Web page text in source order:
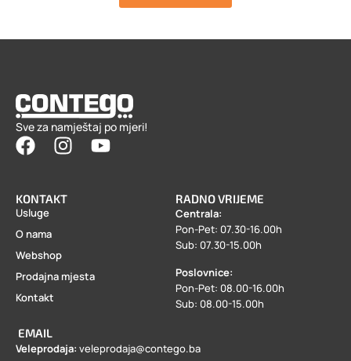
Sve za namještaj po mjeri!
KONTAKT
Usluge
O nama
Webshop
Prodajna mjesta
Kontakt
EMAIL
Veleprodaja: veleprodaja@contego.ba
RADNO VRIJEME
Centrala:
Pon-Pet: 07.30-16.00h
Sub: 07.30-15.00h
Poslovnice:
Pon-Pet: 08.00-16.00h
Sub: 08.00-15.00h